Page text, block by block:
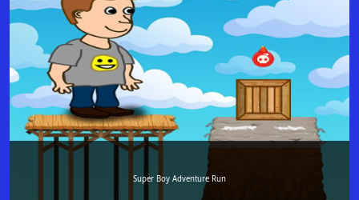
Super Boy Adventure Run